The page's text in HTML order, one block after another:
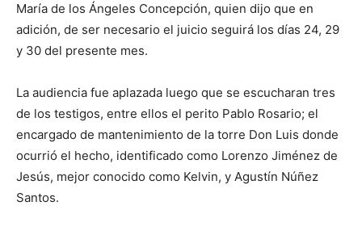
María de los Ángeles Concepción, quien dijo que en
adición, de ser necesario el juicio seguirá los días 24, 29
y 30 del presente mes.
La audiencia fue aplazada luego que se escucharan tres
de los testigos, entre ellos el perito Pablo Rosario; el
encargado de mantenimiento de la torre Don Luis donde
ocurrió el hecho, identificado como Lorenzo Jiménez de
Jesús, mejor conocido como Kelvin, y Agustín Núñez
Santos.